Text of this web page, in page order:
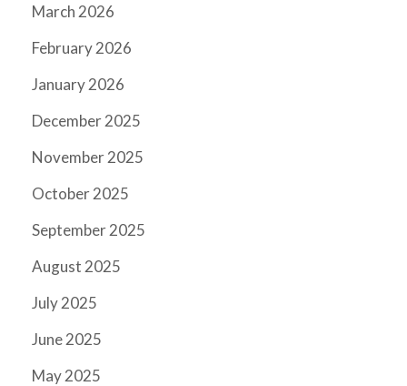
March 2026
February 2026
January 2026
December 2025
November 2025
October 2025
September 2025
August 2025
July 2025
June 2025
May 2025